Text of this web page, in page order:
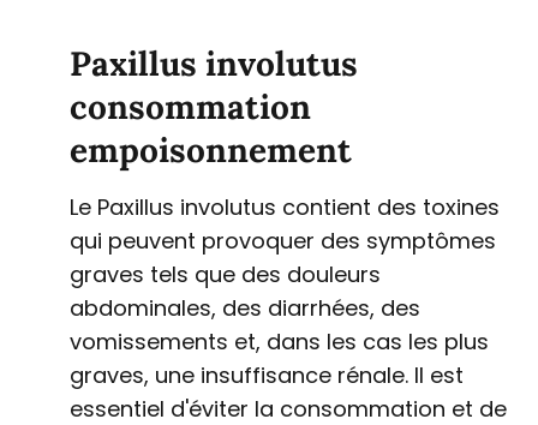
Paxillus involutus
consommation
empoisonnement
Le Paxillus involutus contient des toxines
qui peuvent provoquer des symptômes
graves tels que des douleurs
abdominales, des diarrhées, des
vomissements et, dans les cas les plus
graves, une insuffisance rénale. Il est
essentiel d'éviter la consommation et de